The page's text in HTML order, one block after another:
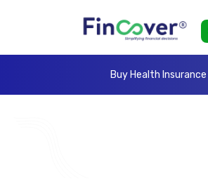
Buy Health Insurance